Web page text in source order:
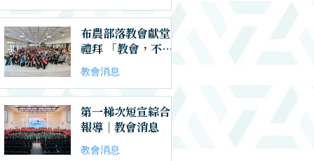
布農部落教會獻堂
禮拜 「教會，不是
用世界的格局在建
造，而是在這世代
有神的呼召」｜教
會消息
教會消息
第一梯次短宣綜合
報導｜教會消息
教會消息